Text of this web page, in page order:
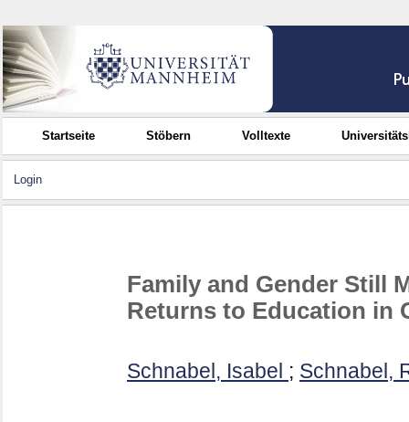
Startseite Stöbern Volltexte
Login
Family and Gender Still
Returns to Education in
Schnabel, Isabel ; Schnabel,